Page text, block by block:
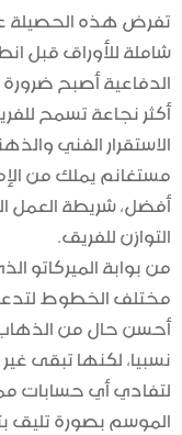
تفرض هذه الحصيلة
شاملة للأوراق قبل
الدفاعية أصبح
أكثر نجاعة تسمح
الاستقرار الفني
مستغانم يملك من
أفضل، شريطة العمل
التوازن للفريق.
من بوابة الميركاتو
مختلف الخطوط
أحسن حال من
نسبيا، لكنها تبقى
لتفادي أي حسابات
الموسم بصورة تليق